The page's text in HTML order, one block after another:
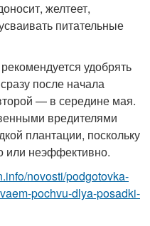
желтеет,
питательные
удобрять
после начала
— в середине мая.
вредителями
плантации, поскольку
или неэффективно.
novosti/podgotovka-
pochvu-dlya-posadki-